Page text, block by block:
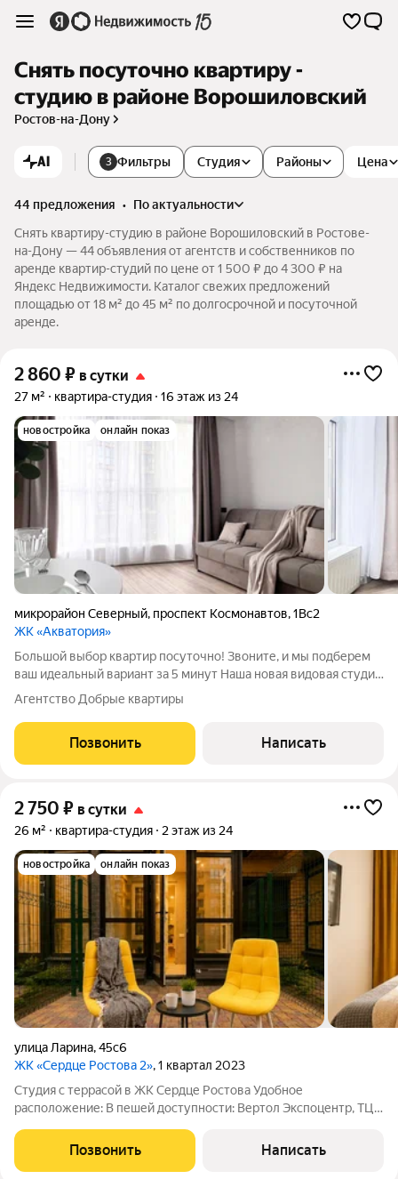
Снять посуточно квартиру -
студию в районе Ворошиловский
Ростов-на-Дону
AI 3 Фильтры Цена
Студия Районы
44 предложения •
по актуальности
Снять квартиру-студию в районе Ворошиловский в Ростове-
на-Дону — 44 объявления от агентств и собственников по
аренде квартир-студий по цене от 1 500 ₽ до 4 300 ₽ на
Яндекс Недвижимости. Каталог свежих предложений
площадью от 18 м² до 45 м² по долгосрочной и посуточной
аренде.
2 860 ₽ в сутки
27 м² квартира-студия 16 этаж из 24
новостройка онлайн показ
микрорайон Северный, проспект Космонавтов,1Вс2
ЖК «Акватория»
Большой выбор квартир посуточно! Звоните, и мы подберем
ваш идеальный вариант за 5 минут Наша новая видовая студия
в домe Бизнec-класca ЖК «Aкватория Идеально для двоих
гостей Просторный двуспальный диван для комфортного сна.
Что вас ждет в
Агентство Добрые квартиры
Позвонить Написать
2 750 ₽ в сутки
26 м² квартира-студия 2 этаж из 24
новостройка онлайн показ
улица Ларина,45с6
ЖК «Сердце Ростова 2», 1 квартал 2023
Студия с террасой в ЖК Сердце Ростова Удобное
расположение: В пешей доступности: Вертол Экспоцентр, ТЦ
ключевые улицы и проспекты Шеболдаева, Ленина, Нагибина,
Новаторов. В 10-15 минутах:
Позвонить Написать